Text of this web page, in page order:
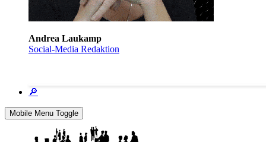
Andrea Laukamp
Social-Media Redaktion
🔎
Mobile Menu Toggle